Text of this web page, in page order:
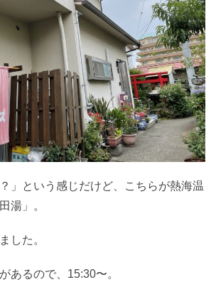
」という感じだけど、こちらが熱海温
湯」。
した。
あるので、15:30〜。